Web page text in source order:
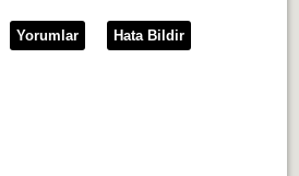
Yorumlar Hata Bildir